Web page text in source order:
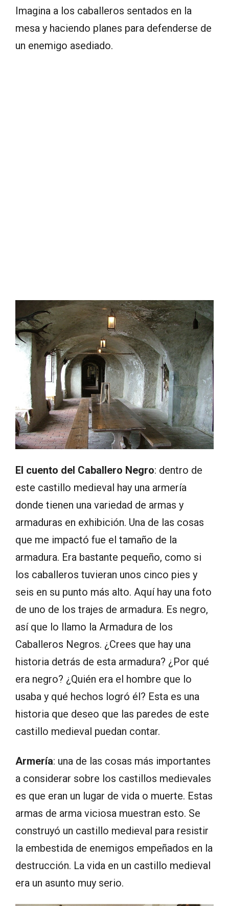
Imagina a los caballeros sentados en la
mesa y haciendo planes para defenderse de
un enemigo asediado.
El cuento del Caballero Negro: dentro de
este castillo medieval hay una armería
donde tienen una variedad de armas y
armaduras en exhibición. Una de las cosas
que me impactó fue el tamaño de la
armadura. Era bastante pequeño, como si
los caballeros tuvieran unos cinco pies y
seis en su punto más alto. Aquí hay una foto
de uno de los trajes de armadura. Es negro,
así que lo llamo la Armadura de los
Caballeros Negros. ¿Crees que hay una
historia detrás de esta armadura? ¿Por qué
era negro? ¿Quién era el hombre que lo
usaba y qué hechos logró él? Esta es una
historia que deseo que las paredes de este
castillo medieval puedan contar.
Armería: una de las cosas más importantes
a considerar sobre los castillos medievales
es que eran un lugar de vida o muerte. Estas
armas de arma viciosa muestran esto. Se
construyó un castillo medieval para resistir
la embestida de enemigos empeñados en la
destrucción. La vida en un castillo medieval
era un asunto muy serio.